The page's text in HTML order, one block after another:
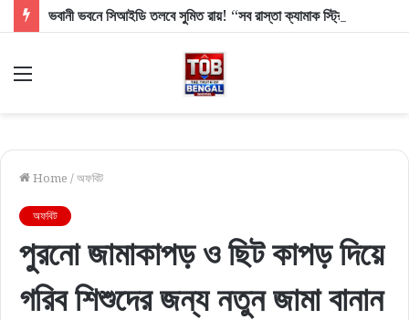
Menu
Home /অফবিট
অফবিট
পুরনো জামাকাপড় ও ছিট কাপড় দিয়ে
গরিব শিশুদের জন্য নতুন জামা বানান